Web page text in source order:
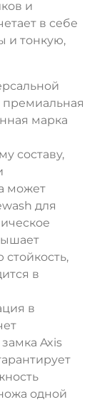
и
в себе
и тонкую,
марка
составу,
может
для
в
в
Axis
одной